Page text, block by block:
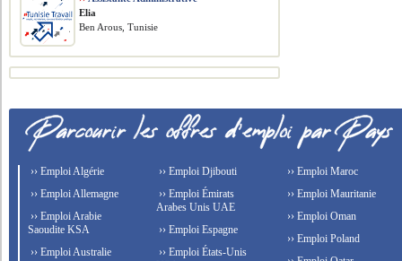
Elia
Ben Arous, Tunisie
›› Emploi Algérie
›› Emploi Allemagne
›› Emploi Arabie
Saoudite KSA
›› Emploi Australie
›› Emploi Djibouti
›› Emploi Émirats
Arabes Unis UAE
›› Emploi Espagne
›› Emploi États-Unis
›› Emploi Maroc
›› Emploi Mauritanie
›› Emploi Oman
›› Emploi Poland